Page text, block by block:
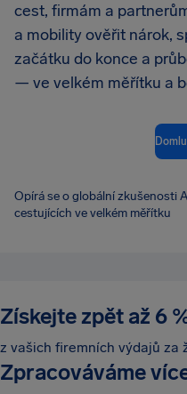
cest, firmám a
a mobility ověřit nárok,
začátku do konce a
— ve velkém měřítku a
Opírá se o globální zkušenosti
cestujících ve velkém měřítku
Získejte zpět až 6
z vašich firemních výdajů za
Zpracováváme